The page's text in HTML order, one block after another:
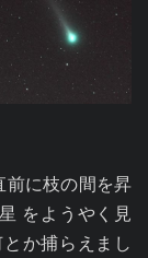
前に枝の間を昇
をようやく見
か捕らえまし